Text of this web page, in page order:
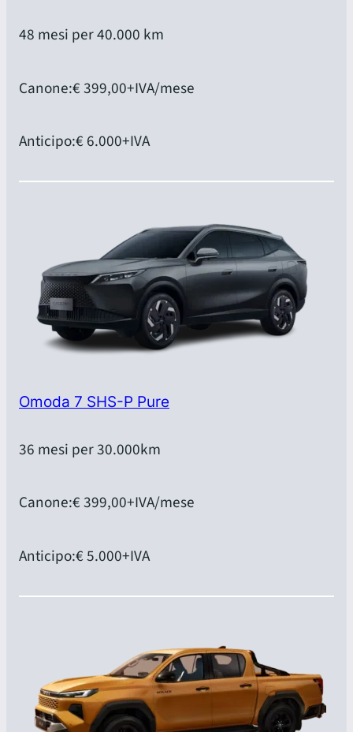
48 mesi per 40.000 km
Canone:€ 399,00+IVA/mese
Anticipo:€ 6.000+IVA
Omoda 7 SHS-P Pure
36 mesi per 30.000km
Canone:€ 399,00+IVA/mese
Anticipo:€ 5.000+IVA